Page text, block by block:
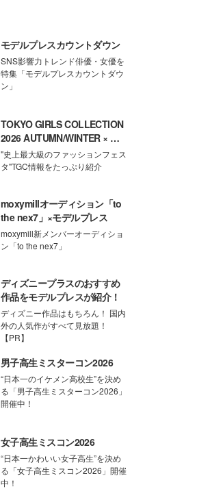
モデルプレスカウントダウン
SNS影響力トレンド俳優・女優を
特集「モデルプレスカウントダウ
ン」
TOKYO GIRLS COLLECTION
2026 AUTUMN/WINTER × モ
デルプレス
"史上最大級のファッションフェス
タ"TGC情報をたっぷり紹介
moxymillオーディション「to
the nex7」×モデルプレス
moxymill新メンバーオーディショ
ン「to the nex7」
ディズニープラスのおすすめ
作品をモデルプレスが紹介！
ディズニー作品はもちろん！ 国内
外の人気作がすべて見放題！
【PR】
男子高生ミスターコン2026
“日本一のイケメン高校生”を決め
る「男子高生ミスターコン2026」
開催中！
女子高生ミスコン2026
“日本一かわいい女子高生”を決め
る「女子高生ミスコン2026」開催
中！